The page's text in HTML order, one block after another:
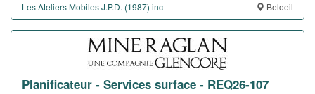
Les Ateliers Mobiles J.P.D. (1987) inc Beloeil
Planificateur - Services surface - REQ26-107